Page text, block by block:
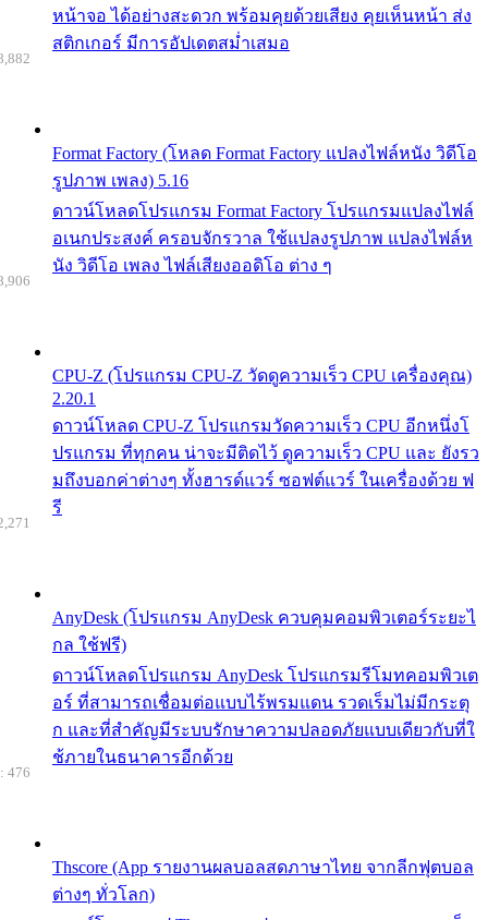
หน้าจอ ได้อย่างสะดวก พร้อมคุยด้วยเสียง คุยเห็นหน้า ส่ง
สติกเกอร์ มีการอัปเดตสม่ำเสมอ
Format Factory (โหลด Format Factory แปลงไฟล์หนัง วิดีโอ
รูปภาพ เพลง) 5.16
ดาวน์โหลดโปรแกรม Format Factory โปรแกรมแปลงไฟล์
อเนกประสงค์ ครอบจักรวาล ใช้แปลงรูปภาพ แปลงไฟล์ห
นัง วิดีโอ เพลง ไฟล์เสียงออดิโอ ต่าง ๆ
CPU-Z (โปรแกรม CPU-Z วัดดูความเร็ว CPU เครื่องคุณ)
2.20.1
ดาวน์โหลด CPU-Z โปรแกรมวัดความเร็ว CPU อีกหนึ่งโ
ปรแกรม ที่ทุกคน น่าจะมีติดไว้ ดูความเร็ว CPU และ ยังรว
มถึงบอกค่าต่างๆ ทั้งฮารด์แวร์ ซอฟต์แวร์ ในเครื่องด้วย ฟ
รี
AnyDesk (โปรแกรม AnyDesk ควบคุมคอมพิวเตอร์ระยะไ
กล ใช้ฟรี)
ดาวน์โหลดโปรแกรม AnyDesk โปรแกรมรีโมทคอมพิวเต
อร์ ที่สามารถเชื่อมต่อแบบไร้พรมแดน รวดเร็มไม่มีกระตุ
ก และที่สำคัญมีระบบรักษาความปลอดภัยแบบเดียวกับที่ใ
ช้ภายในธนาคารอีกด้วย
Thscore (App รายงานผลบอลสดภาษาไทย จากลีกฟุตบอล
ต่างๆ ทั่วโลก)
476